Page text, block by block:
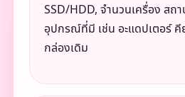
SSD/HDD, จำนวนเครื่อง สถ
อุปกรณ์ที่มี เช่น อะแดปเตอร์ คี
กล่องเดิม